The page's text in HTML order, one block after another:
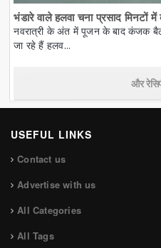
भंडारे वाले हलवा चना प्रसाद मिनटों
नवरात्री के अंत में पूजन के बाद कंजक
जा रहे हैं हलव...
और
USEFUL LINKS
Contact us
Advertise with us
All Categories
All Tags